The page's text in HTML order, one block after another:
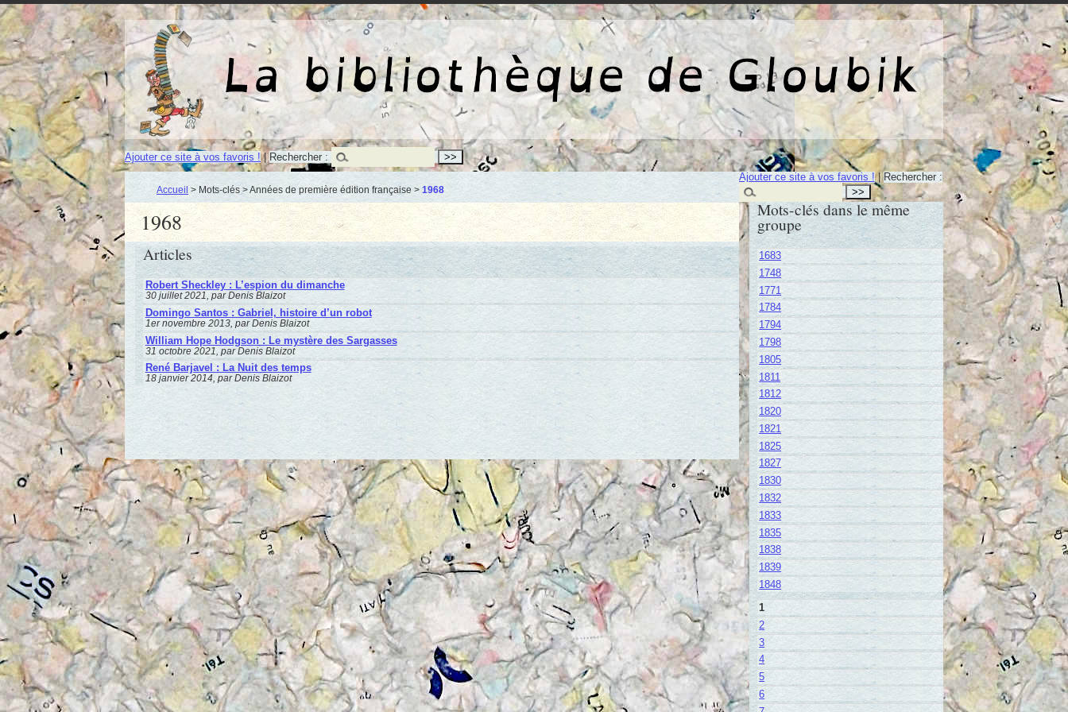
La bibliothèque de Gloubik
Ajouter ce site à vos favoris !|Rechercher :
Accueil > Mots-clés > Années de première édition française > 1968
1968
Articles
Robert Sheckley : L’espion du dimanche
30 juillet 2021, par Denis Blaizot
Domingo Santos : Gabriel, histoire d’un robot
1er novembre 2013, par Denis Blaizot
William Hope Hodgson : Le mystère des Sargasses
31 octobre 2021, par Denis Blaizot
René Barjavel : La Nuit des temps
18 janvier 2014, par Denis Blaizot
Ajouter ce site à vos favoris !|Rechercher :
Mots-clés dans le même
groupe
1683
1748
1771
1784
1794
1798
1805
1811
1812
1820
1821
1825
1827
1830
1832
1833
1835
1838
1839
1848
1
2
3
4
5
6